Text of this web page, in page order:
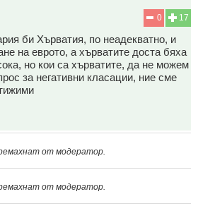
17
0
би Хърватия, по неадекватно, и
на еврото, а хърватите доста бяха
но кои са хърватите, да не можем
за негативни класации, ние сме
от модератор.
от модератор.